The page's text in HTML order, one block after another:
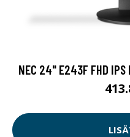
NEC 24" E243F FHD IPS